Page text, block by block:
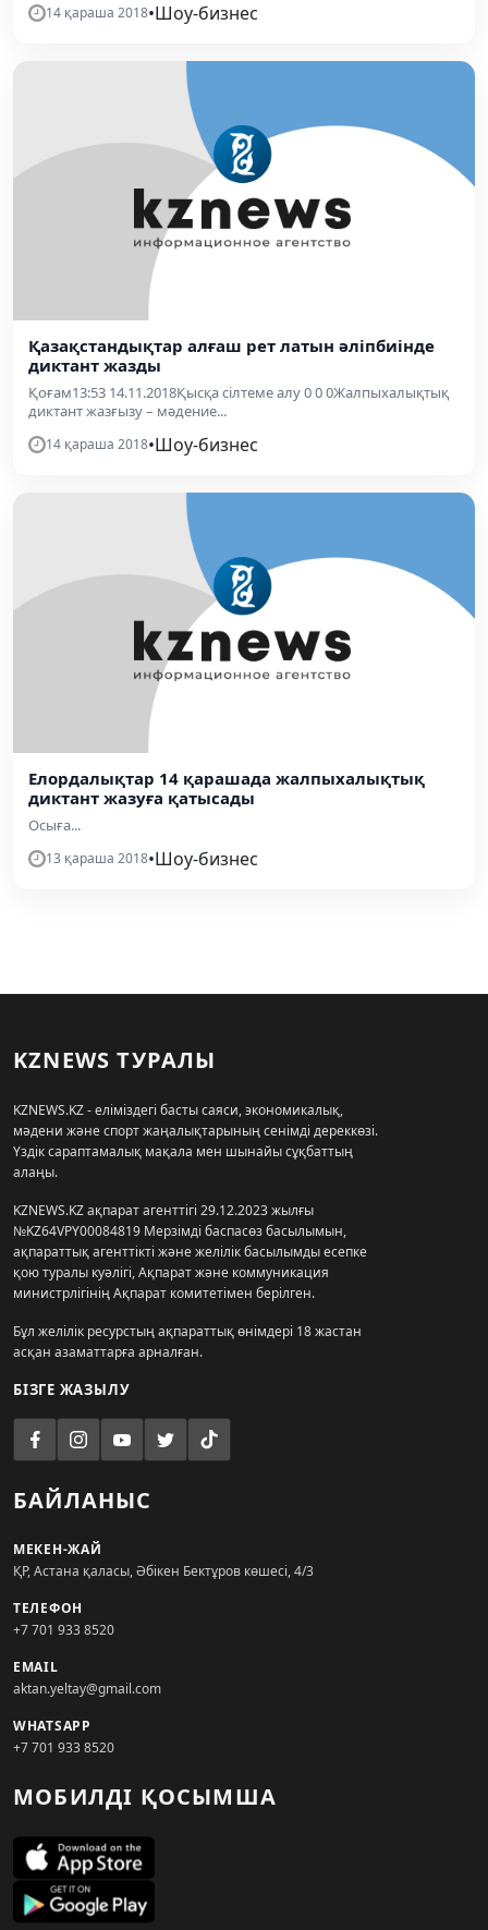
14 қараша 2018•Шоу-бизнес
Қазақстандықтар алғаш рет латын әліпбиінде
диктант жазды
Қоғам13:53 14.11.2018Қысқа сілтеме алу 0 0 0Жалпыхалықтық
диктант жазғызу – мәдение...
14 қараша 2018•Шоу-бизнес
Елордалықтар 14 қарашада жалпыхалықтық
диктант жазуға қатысады
Осыға...
13 қараша 2018•Шоу-бизнес
KZNEWS ТУРАЛЫ
KZNEWS.KZ - еліміздегі басты саяси, экономикалық,
мәдени және спорт жаңалықтарының сенімді дереккөзі.
Үздік сараптамалық мақала мен шынайы сұқбаттың
алаңы.
KZNEWS.KZ ақпарат агенттігі 29.12.2023 жылғы
№KZ64VPY00084819 Мерзімді баспасөз басылымын,
ақпараттық агенттікті және желілік басылымды есепке
қою туралы куәлігі, Ақпарат және коммуникация
министрлігінің Ақпарат комитетімен берілген.
Бұл желілік ресурстың ақпараттық өнімдері 18 жастан
асқан азаматтарға арналған.
БІЗГЕ ЖАЗЫЛУ
БАЙЛАНЫС
МЕКЕН-ЖАЙ
ҚР, Астана қаласы, Әбікен Бектұров көшесі, 4/3
ТЕЛЕФОН
+7 701 933 8520
EMAIL
aktan.yeltay@gmail.com
WHATSAPP
+7 701 933 8520
МОБИЛДІ ҚОСЫМША